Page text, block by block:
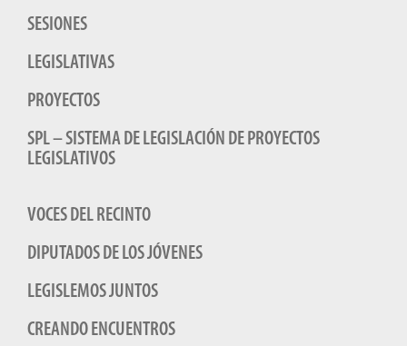
SESIONES
LEGISLATIVAS
PROYECTOS
SPL – SISTEMA DE LEGISLACIÓN DE PROYECTOS
LEGISLATIVOS
VOCES DEL RECINTO
DIPUTADOS DE LOS JÓVENES
LEGISLEMOS JUNTOS
CREANDO ENCUENTROS